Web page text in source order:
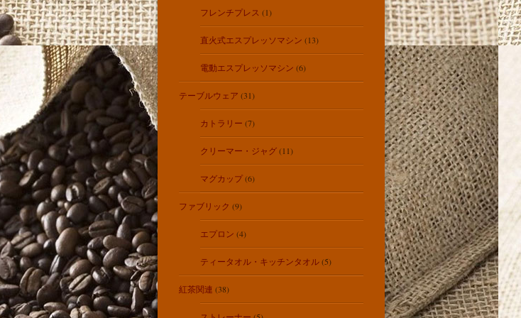
フレンチプレス (1)
直火式エスプレッソマシン (13)
電動エスプレッソマシン (6)
テーブルウェア (31)
カトラリー (7)
クリーマー・ジャグ(11)
マグカップ(6)
ファブリック (9)
エプロン (4)
ティータオル・キッチンタオル(5)
紅茶関連 (38)